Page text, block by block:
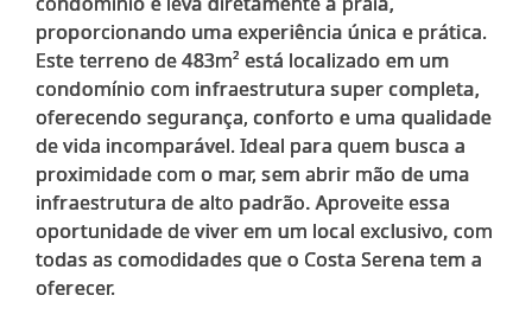
proporcionando uma experiência única e prática.
Este terreno de 483m² está localizado em um
condomínio com infraestrutura super completa,
oferecendo segurança, conforto e uma qualidade
de vida incomparável. Ideal para quem busca a
proximidade com o mar, sem abrir mão de uma
infraestrutura de alto padrão. Aproveite essa
oportunidade de viver em um local exclusivo, com
todas as comodidades que o Costa Serena tem a